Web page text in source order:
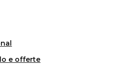
e offerte